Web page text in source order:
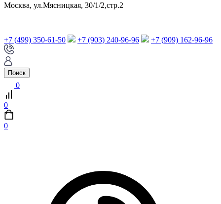
Москва, ул.Мясницкая, 30/1/2,стр.2
+7 (499) 350-61-50 +7 (903) 240-96-96 +7 (909) 162-96-96
Поиск
0
0
0